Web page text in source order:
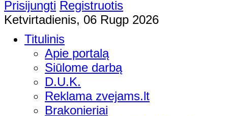
Prisijungti Registruotis
Ketvirtadienis, 06 Rugp 2026
Titulinis
Apie portalą
Siūlome darbą
D.U.K.
Reklama zvejams.lt
Brakonieriai